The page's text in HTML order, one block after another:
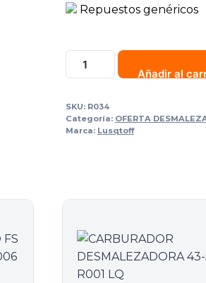
Repuestos genéricos
AROS
DE
FS
280 R034
Añadir al
SKU: R034
Categoría: OFERTA
Marca: Lusqtoff